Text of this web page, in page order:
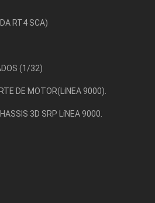
RT4 SCA)
(1/32)
DE MOTOR(LíNEA 9000).
3D SRP LíNEA 9000.